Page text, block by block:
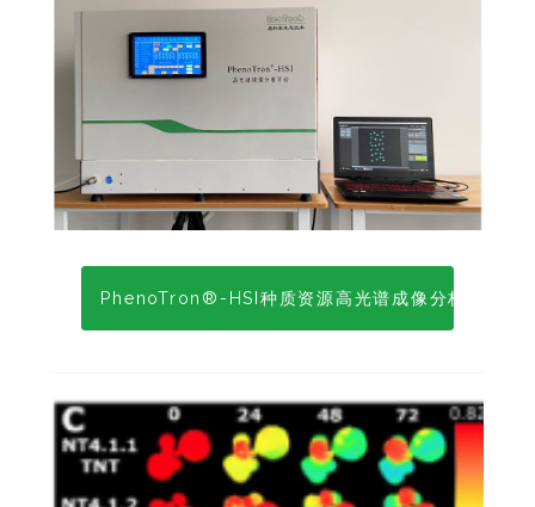
PhenoTron®-HSI种质资源高光谱成像分析系统